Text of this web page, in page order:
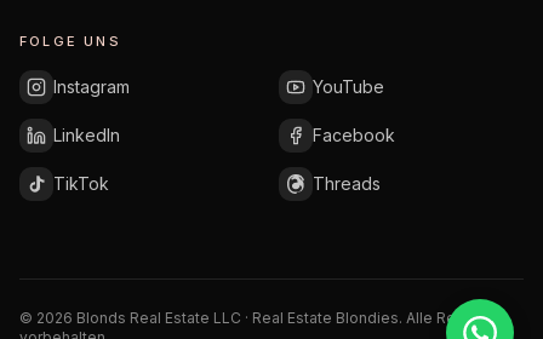
FOLGE UNS
Instagram YouTube
LinkedIn Facebook
TikTok Threads
© 2026 Blonds Real Estate LLC · Real Estate Blondies. Alle Rechte